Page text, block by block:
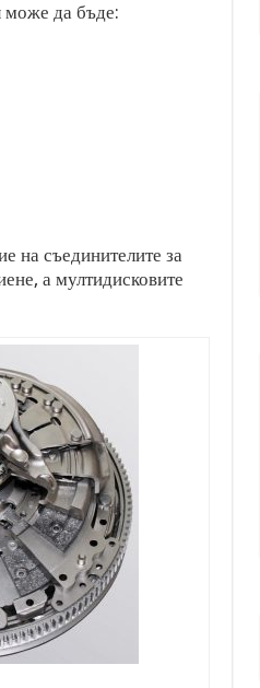
може да бъде:
на съединителите за
а мултидисковите